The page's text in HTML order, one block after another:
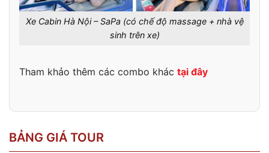
Xe Cabin Hà Nội – SaPa (có chế độ massage + nhà vệ
sinh trên xe)
Tham khảo thêm các combo khác tại đây
BẢNG GIÁ TOUR